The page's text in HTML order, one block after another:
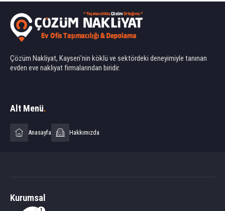
Çözüm Nakliyat, Kayseri'nin köklü ve sektördeki deneyimiyle tanınan
evden eve nakliyat firmalarından biridir.
Alt Menü.
Anasayfa Hakkımızda
Kurumsal